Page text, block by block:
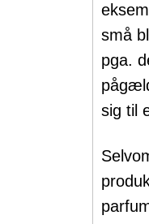
små
pga.
sig til